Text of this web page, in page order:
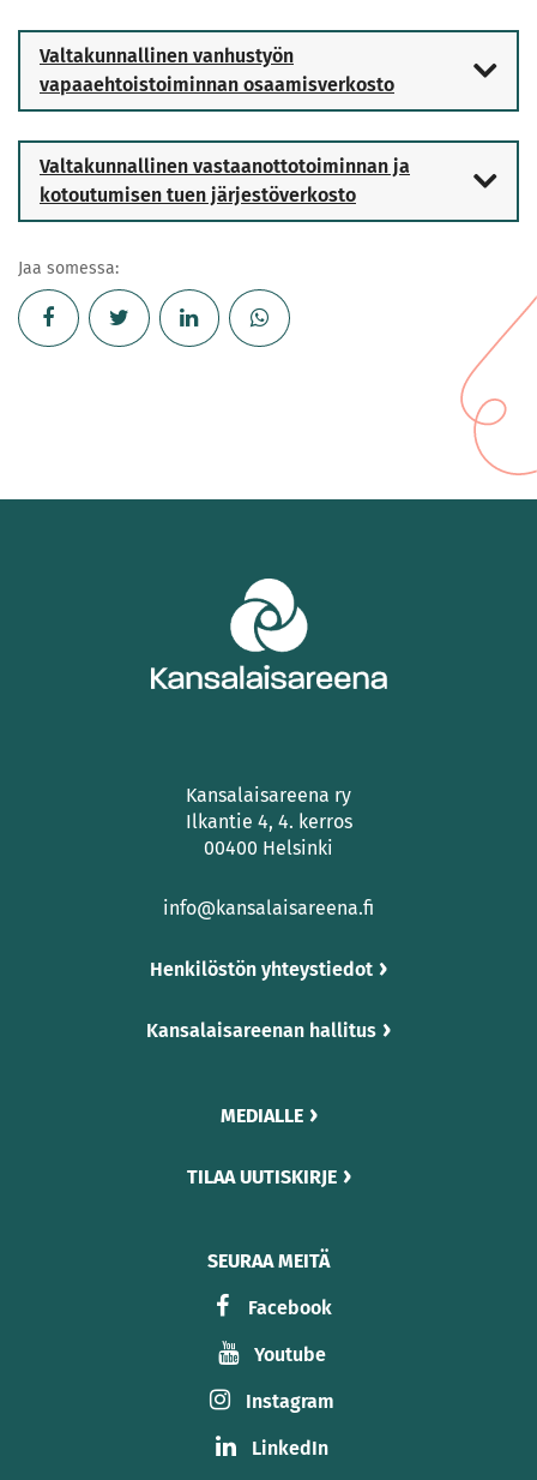
Valtakunnallinen vanhustyön
vapaaehtoistoiminnan osaamisverkosto
Valtakunnallinen vastaanottotoiminnan ja
kotoutumisen tuen järjestöverkosto
Jaa somessa:
Kansalaisareena ry
Ilkantie 4, 4. kerros
00400 Helsinki
info@kansalaisareena.fi
Henkilöstön yhteystiedot
Kansalaisareenan hallitus
MEDIALLE
TILAA UUTISKIRJE
SEURAA MEITÄ
Facebook
Youtube
Instagram
LinkedIn